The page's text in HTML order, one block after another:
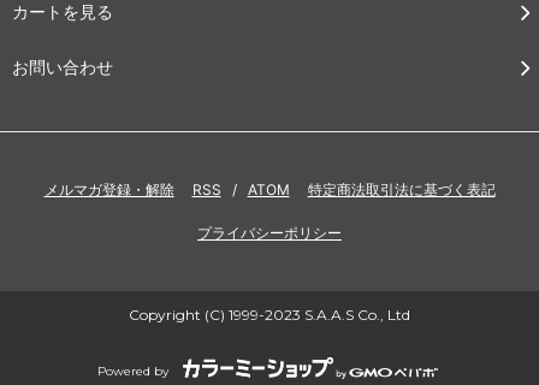
カートを見る
お問い合わせ
メルマガ登録・解除 RSS / ATOM 特定商法取引法に基づく表記
プライバシーポリシー
Copyright (C) 1999-2023 S.A.A.S Co., Ltd
Powered by